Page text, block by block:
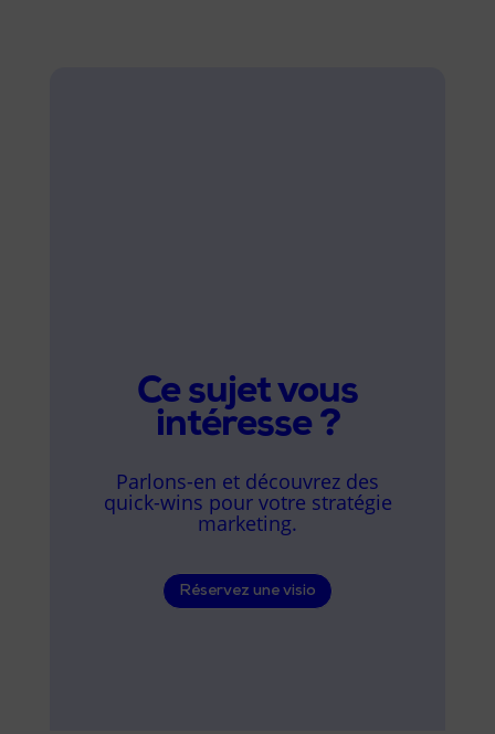
Ce sujet vous
intéresse ?
Parlons-en et découvrez des
quick-wins pour votre stratégie
marketing.
Réservez une visio